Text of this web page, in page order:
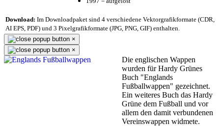
Download: Im Downloadpaket sind 4 verschiedene Vektorgrafikformate (CDR,
AI EPS, PDF) und 3 Pixelgrafikformate (JPG, PNG, GIF) enthalten.
×
×
Die englischen Wappen
wurden für Hardy Grünes
Buch "Englands
Fußballwappen" gezeichnet.
Ein weiteres Buch das Hardy
Grüne dem Fußball und vor
allem den damit verbundenen
Vereinswappen widmete.